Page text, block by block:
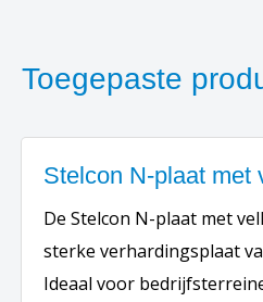
Toegepaste
Stelcon N-plaat met
De Stelcon N-plaat met
sterke verhardingsplaat
Ideaal voor